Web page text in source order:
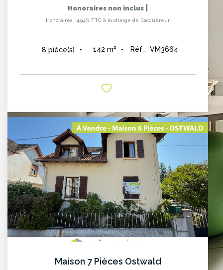
Honoraires non inclus
Honoraires : 4,94% TTC à la charge de l'acquéreur
8 pièce(s) 142 m² Réf : VM3664
Maison 7 Pièces Ostwald